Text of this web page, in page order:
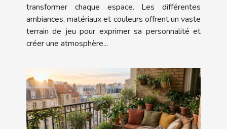
transformer chaque espace. Les différentes
ambiances, matériaux et couleurs offrent un vaste
terrain de jeu pour exprimer sa personnalité et
créer une atmosphère...